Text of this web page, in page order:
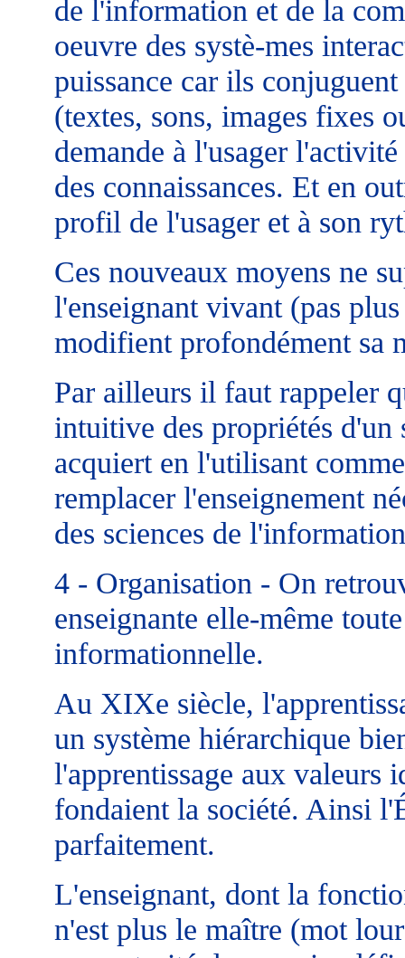
de l'information et de la
oeuvre des systè-mes
puissance car ils
(textes, sons, images fixes
demande à l'usager
des connaissances. Et en
profil de l'usager et à son
Ces nouveaux moyens ne
l'enseignant vivant (pas
modifient profondément sa
Par ailleurs il faut rappeler
intuitive des propriétés
acquiert en l'utilisant
remplacer l'enseignement
des sciences de
4 - Organisation - On
enseignante elle-même
informationnelle.
Au XIXe siècle,
un système hiérarchique
l'apprentissage aux valeurs
fondaient la société. Ainsi
parfaitement.
L'enseignant, dont la
n'est plus le maître (mot